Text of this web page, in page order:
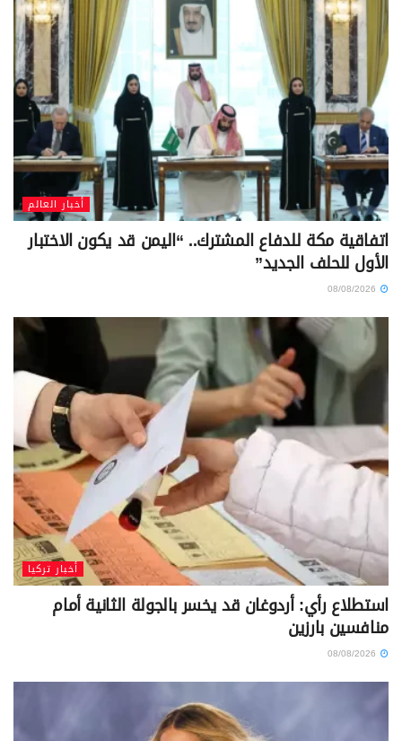
أخبار العالم
اتفاقية مكة للدفاع المشترك.. “اليمن قد يكون الاختبار
الأول للحلف الجديد”
أخبار تركيا
استطلاع رأي: أردوغان قد يخسر بالجولة الثانية أمام
منافسين بارزين